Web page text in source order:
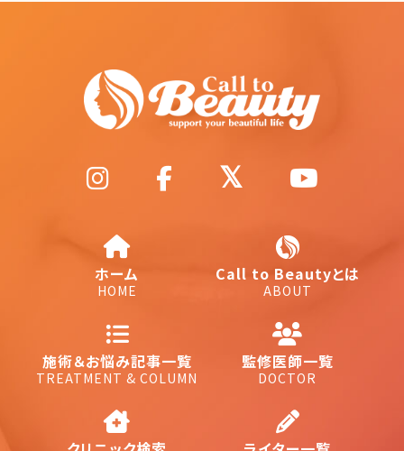
ホーム
HOME
Call to Beautyとは
ABOUT
施術＆お悩み記事一覧
TREATMENT & COLUMN
監修医師一覧
DOCTOR